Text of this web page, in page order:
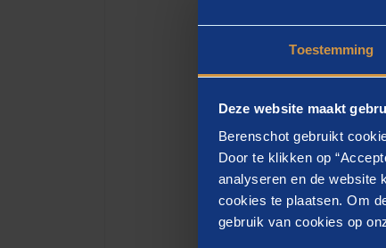
Toestemming
Deze website maakt
Berenschot gebruikt
Door te klikken op
analyseren en de website
cookies te plaatsen. Om
gebruik van cookies op
10